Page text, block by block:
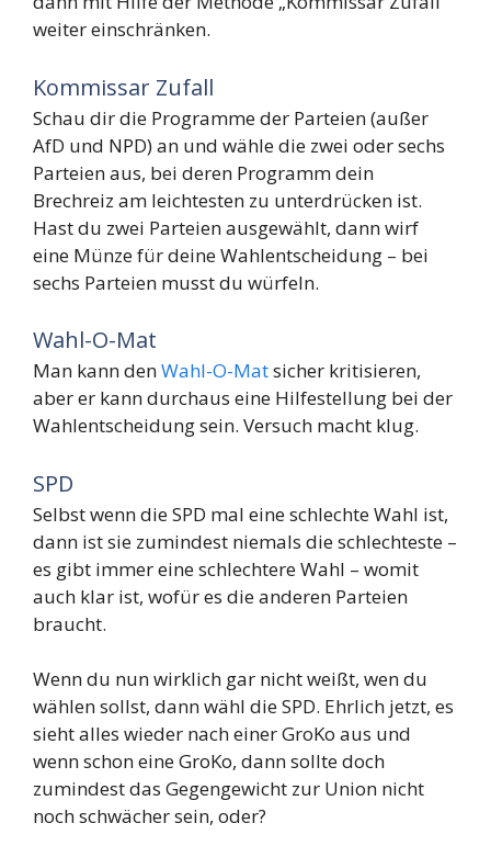
weiter einschränken.
Kommissar Zufall
Schau dir die Programme der Parteien (außer
AfD und NPD) an und wähle die zwei oder sechs
Parteien aus, bei deren Programm dein
Brechreiz am leichtesten zu unterdrücken ist.
Hast du zwei Parteien ausgewählt, dann wirf
eine Münze für deine Wahlentscheidung – bei
sechs Parteien musst du würfeln.
Wahl-O-Mat
Man kann denWahl-O-Matsicher kritisieren,
aber er kann durchaus eine Hilfestellung bei der
Wahlentscheidung sein. Versuch macht klug.
SPD
Selbst wenn die SPD mal eine schlechte Wahl ist,
dann ist sie zumindest niemals die schlechteste –
es gibt immer eine schlechtere Wahl – womit
auch klar ist, wofür es die anderen Parteien
braucht.
Wenn du nun wirklich gar nicht weißt, wen du
wählen sollst, dann wähl die SPD. Ehrlich jetzt, es
sieht alles wieder nach einer GroKo aus und
wenn schon eine GroKo, dann sollte doch
zumindest das Gegengewicht zur Union nicht
noch schwächer sein, oder?